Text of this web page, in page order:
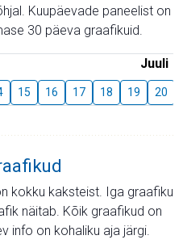
Kuupäevade paneelist on
30 päeva graafikuid.
Juuli
15 16 17 18 19 20
kokku kaksteist. Iga graafiku
näitab. Kõik graafikud on
info on kohaliku aja järgi.